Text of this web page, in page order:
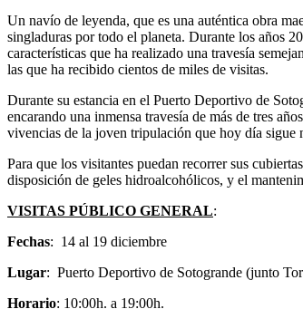
Un navío de leyenda, que es una auténtica obra
singladuras por todo el planeta. Durante los años
características que ha realizado una travesía
las que ha recibido cientos de miles de visitas.
Durante su estancia en el Puerto Deportivo de
encarando una inmensa travesía de más de tres
vivencias de la joven tripulación que hoy día
Para que los visitantes puedan recorrer sus
disposición de geles hidroalcohólicos, y el
VISITAS PÚBLICO GENERAL:
Fechas: 14 al 19 diciembre
Lugar: Puerto Deportivo de Sotogrande (junto
Horario: 10:00h. a 19:00h.